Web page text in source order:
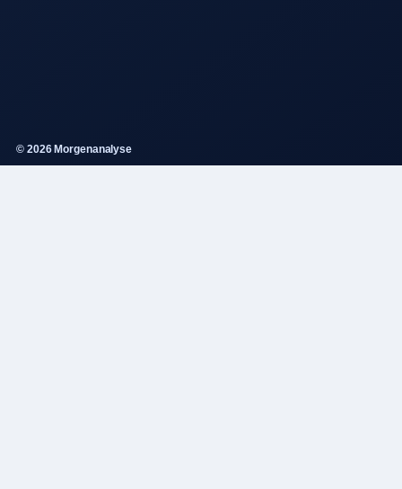
© 2026 Morgenanalyse